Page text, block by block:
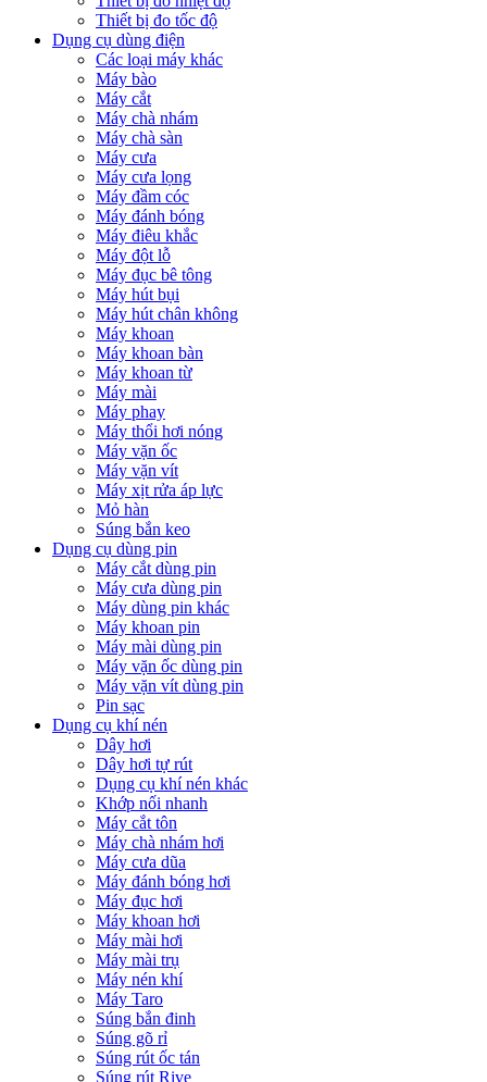
Thiết bị đo tốc độ
Dụng cụ dùng điện
Các loại máy khác
Máy bào
Máy cắt
Máy chà nhám
Máy chà sàn
Máy cưa
Máy cưa lọng
Máy đầm cóc
Máy đánh bóng
Máy điêu khắc
Máy đột lỗ
Máy đục bê tông
Máy hút bụi
Máy hút chân không
Máy khoan
Máy khoan bàn
Máy khoan từ
Máy mài
Máy phay
Máy thổi hơi nóng
Máy vặn ốc
Máy vặn vít
Máy xịt rửa áp lực
Mỏ hàn
Súng bắn keo
Dụng cụ dùng pin
Máy cắt dùng pin
Máy cưa dùng pin
Máy dùng pin khác
Máy khoan pin
Máy mài dùng pin
Máy vặn ốc dùng pin
Máy vặn vít dùng pin
Pin sạc
Dụng cụ khí nén
Dây hơi
Dây hơi tự rút
Dụng cụ khí nén khác
Khớp nối nhanh
Máy cắt tôn
Máy chà nhám hơi
Máy cưa dũa
Máy đánh bóng hơi
Máy đục hơi
Máy khoan hơi
Máy mài hơi
Máy mài trụ
Máy nén khí
Máy Taro
Súng bắn đinh
Súng gõ rỉ
Súng rút ốc tán
Súng rút Rive